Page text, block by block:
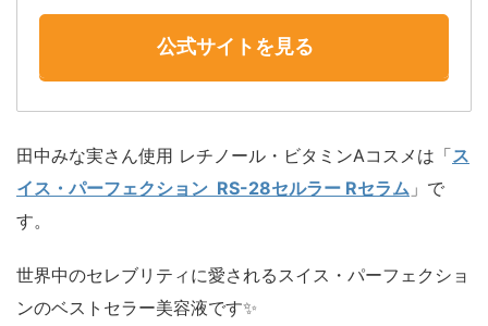
公式サイトを見る
田中みな実さん使用 レチノール・ビタミンAコスメは「ス
イス・パーフェクション RS-28セルラー Rセラム 」で
す。
世界中のセレブリティに愛されるスイス・パーフェクショ
ンのベストセラー美容液です✨